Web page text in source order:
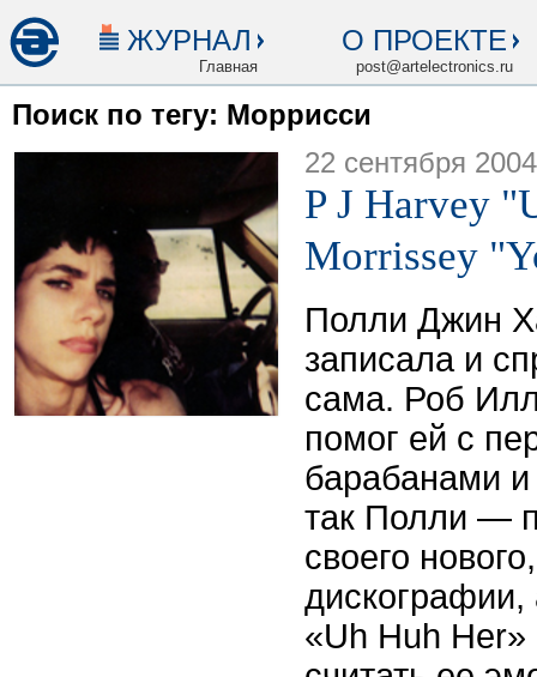
ЖУРНАЛ
Главная
О ПРОЕКТЕ
post@artelectronics.ru
Поиск по тегу: Моррисси
22 сентября 2004
P J Harvey
Morrissey
Полли Джин
записала и
сама. Роб
помог ей с
барабанами
так Полли —
своего
«Uh Huh